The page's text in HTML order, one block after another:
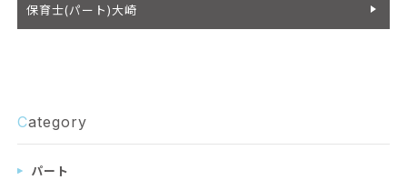
保育士(パート)大崎
Category
パート